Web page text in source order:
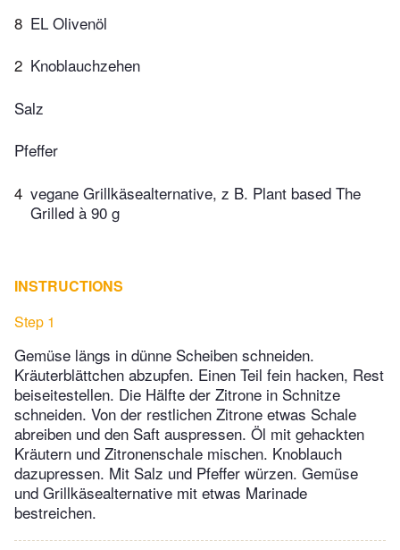
8 EL Olivenöl
2 Knoblauchzehen
Salz
Pfeffer
4 vegane Grillkäsealternative, z B. Plant based The
Grilled à 90 g
INSTRUCTIONS
Step 1
Gemüse längs in dünne Scheiben schneiden.
Kräuterblättchen abzupfen. Einen Teil fein hacken, Rest
beiseitestellen. Die Hälfte der Zitrone in Schnitze
schneiden. Von der restlichen Zitrone etwas Schale
abreiben und den Saft auspressen. Öl mit gehackten
Kräutern und Zitronenschale mischen. Knoblauch
dazupressen. Mit Salz und Pfeffer würzen. Gemüse
und Grillkäsealternative mit etwas Marinade
bestreichen.